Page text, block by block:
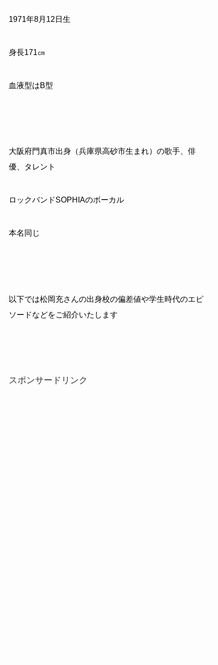
1971年8月 12 日生
身長171㎝
血液型はB型
大阪府門真市出身（兵庫県高砂市生まれ）の歌手、俳
優、タレント
ロックバンドSOPHIAのボーカル
本名同じ
以下では松岡充さんの出身校の偏差値や学生時代のエピ
ソードなどをご紹介いたします
スポンサードリンク